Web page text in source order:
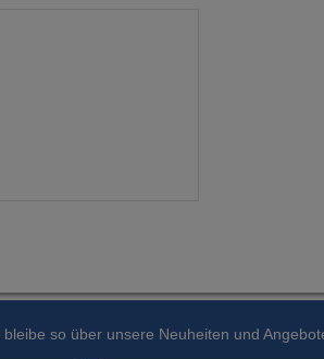
so über unsere Neuheiten und